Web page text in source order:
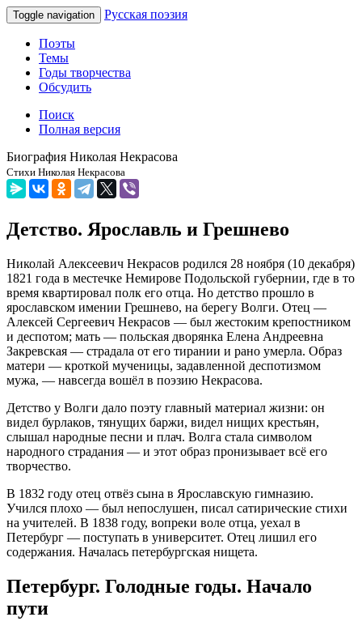
Toggle navigation Русская поэзия
Поэты
Темы
Годы творчества
Обсудить
Поиск
Полная версия
Биография Николая Некрасова
Стихи Николая Некрасова
Детство. Ярославль и Грешнево
Николай Алексеевич Некрасов родился 28 ноября (10 декабря)
1821 года в местечке Немирове Подольской губернии, где в то
время квартировал полк его отца. Но детство прошло в
ярославском имении Грешнево, на берегу Волги. Отец —
Алексей Сергеевич Некрасов — был жестоким крепостником
и деспотом; мать — польская дворянка Елена Андреевна
Закревская — страдала от его тирании и рано умерла. Образ
матери — кроткой мученицы, задавленной деспотизмом
мужа, — навсегда вошёл в поэзию Некрасова.
Детство у Волги дало поэту главный материал жизни: он
видел бурлаков, тянущих баржи, видел нищих крестьян,
слышал народные песни и плач. Волга стала символом
народного страдания — и этот образ пронизывает всё его
творчество.
В 1832 году отец отвёз сына в Ярославскую гимназию.
Учился плохо — был непослушен, писал сатирические стихи
на учителей. В 1838 году, вопреки воле отца, уехал в
Петербург — поступать в университет. Отец лишил его
содержания. Началась петербургская нищета.
Петербург. Голодные годы. Начало
пути